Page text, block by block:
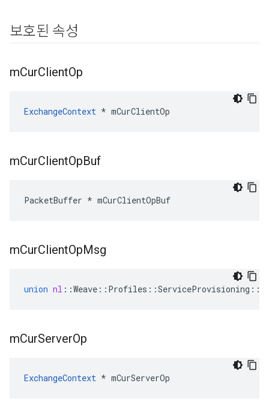
보호된 속성
mCurClientOp
ExchangeContext * mCurClientOp
mCurClientOpBuf
PacketBuffer * mCurClientOpBuf
mCurClientOpMsg
union nl ::Weave :: Profiles ::ServiceProvisioning ::
mCurServerOp
ExchangeContext * mCurServerOp